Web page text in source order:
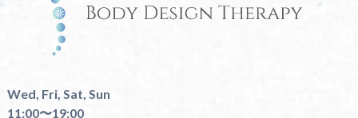
Wed, Fri, Sat, Sun
11:00〜19:00